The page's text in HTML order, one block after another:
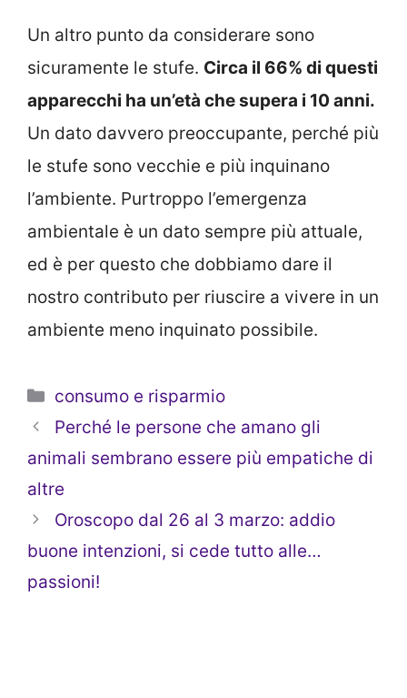
Un altro punto da considerare sono
sicuramente le stufe. Circa il 66% di questi
apparecchi ha un’età che supera i 10 anni.
Un dato davvero preoccupante, perché più
le stufe sono vecchie e più inquinano
l’ambiente. Purtroppo l’emergenza
ambientale è un dato sempre più attuale,
ed è per questo che dobbiamo dare il
nostro contributo per riuscire a vivere in un
ambiente meno inquinato possibile.
Categorie
consumo e risparmio
Perché le persone che amano gli
animali sembrano essere più empatiche di
altre
Oroscopo dal 26 al 3 marzo: addio
buone intenzioni, si cede tutto alle…
passioni!